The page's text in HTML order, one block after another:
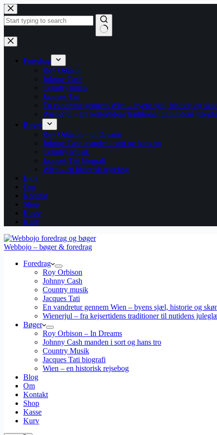
Fortsæt
til
indhold
Ingen
resultater
Foredrag
Roy Orbison
Johnny Cash
Country musik
Jacques Tati
En vandretur gennem Wien – byens sjæl, historie og
Wienerjul – fra kejsertidens traditioner til nutidens
Bøger
Roy Orbison – In Dreams
Johnny Cash manden i sort og hans tro
Country Musik
Jacques Tati biografi
Wien – en historisk rejsebog
Blog
Om
Kontakt
Shop
Kasse
Kurv
Webbojo – bøger & foredrag
Foredrag
Roy Orbison
Johnny Cash
Country musik
Jacques Tati
En vandretur gennem Wien – byens sjæl, historie og
Wienerjul – fra kejsertidens traditioner til nutidens
Bøger
Roy Orbison – In Dreams
Johnny Cash manden i sort og hans tro
Country Musik
Jacques Tati biografi
Wien – en historisk rejsebog
Blog
Om
Kontakt
Shop
Kasse
Kurv